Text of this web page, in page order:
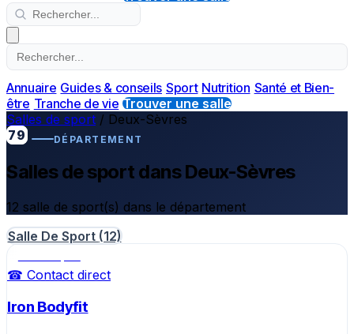
Annuaire Guides & conseils Sport Nutrition Santé et Bien-
être Tranche de vie Trouver une salle
Salles de sport / Deux-Sèvres
79
DÉPARTEMENT
Salles de sport dans Deux-Sèvres
12 salle de sport(s) dans le département
Salle De Sport (12)
☎ Contact direct
Iron Bodyfit